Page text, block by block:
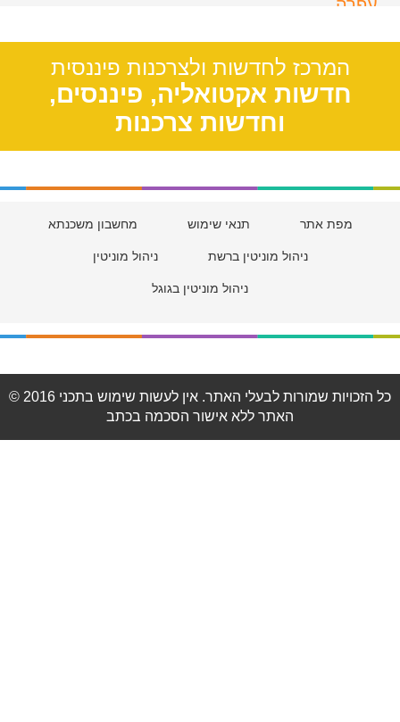
עפרה
המרכז לחדשות ולצרכנות פיננסית
חדשות אקטואליה, פיננסים,
וחדשות צרכנות
מפת אתר תנאי שימוש מחשבון משכנתא
ניהול מוניטין ברשת ניהול מוניטין
ניהול מוניטין בגוגל
© 2016 כל הזכויות שמורות לבעלי האתר. אין לעשות שימוש בתכני
האתר ללא אישור הסכמה בכתב